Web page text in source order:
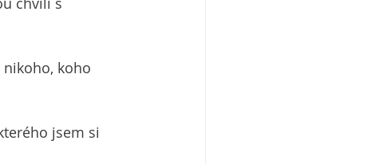
koho
jsem si